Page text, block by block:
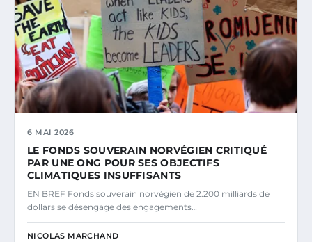
6 MAI 2026
LE FONDS SOUVERAIN NORVÉGIEN CRITIQUÉ
PAR UNE ONG POUR SES OBJECTIFS
CLIMATIQUES INSUFFISANTS
EN BREF Fonds souverain norvégien de 2.200 milliards de
dollars se désengage des engagements…
NICOLAS MARCHAND